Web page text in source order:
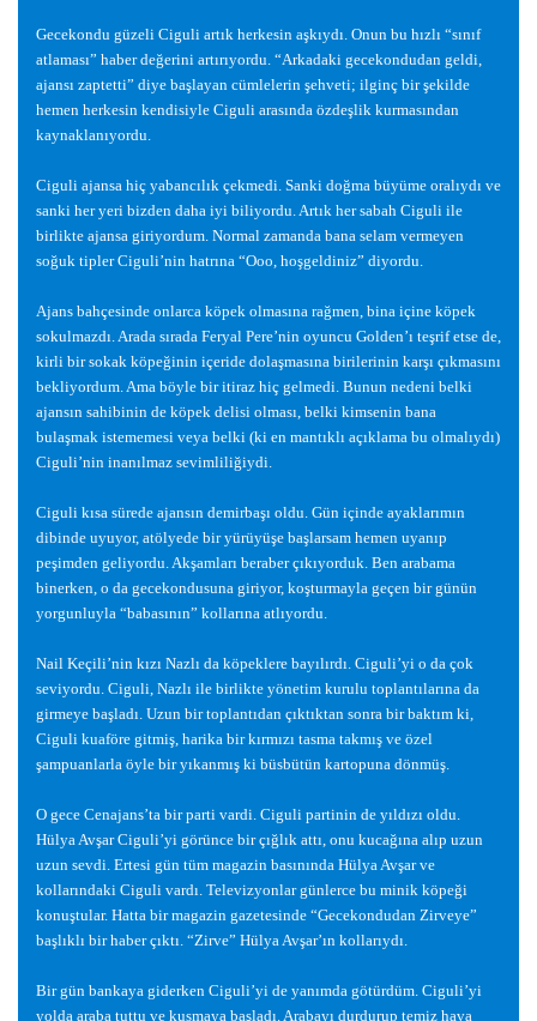
Gecekondu güzeli Ciguli artık herkesin aşkıydı. Onun bu hızlı “sınıf
atlaması” haber değerini artırıyordu. “Arkadaki gecekondudan geldi,
ajansı zaptetti” diye başlayan cümlelerin şehveti; ilginç birşekilde
hemen herkesin kendisiyle Ciguli arasında özdeşlik kurmasından
kaynaklanıyordu.
Ciguli ajansa hiç yabancılık çekmedi. Sanki doğma büyüme oralıydı ve
sanki her yeri bizden daha iyi biliyordu. Artık her sabah Ciguli ile
birlikte ajansa giriyordum. Normal zamanda bana selam vermeyen
soğuk tipler Ciguli’nin hatrına “Ooo, hoşgeldiniz” diyordu.
Ajans bahçesinde onlarca köpek olmasına rağmen, bina içine köpek
sokulmazdı. Arada sırada Feryal Pere’nin oyuncu Golden’ı teşrif etse de,
kirli bir sokak köpeğinin içeride dolaşmasına birilerinin karşı çıkmasını
bekliyordum. Ama böyle bir itiraz hiç gelmedi. Bunun nedeni belki
ajansın sahibinin de köpek delisi olması, belki kimsenin bana
bulaşmak istememesi veya belki (ki en mantıklı açıklama bu olmalıydı)
Ciguli’nin inanılmaz sevimliliğiydi.
Ciguli kısa sürede ajansın demirbaşı oldu. Gün içinde ayaklarımın
dibinde uyuyor, atölyede bir yürüyüşe başlarsam hemen uyanıp
peşimden geliyordu. Akşamları beraber çıkıyorduk. Ben arabama
binerken, o da gecekondusuna giriyor, koşturmayla geçen bir günün
yorgunluyla “babasının” kollarına atlıyordu.
Nail Keçili’nin kızı Nazlı da köpeklere bayılırdı. Ciguli’yi o da çok
seviyordu. Ciguli, Nazlı ile birlikte yönetim kurulu toplantılarına da
girmeye başladı. Uzun bir toplantıdan çıktıktan sonra bir baktım ki,
Ciguli kuaföre gitmiş, harika bir kırmızı tasma takmış ve özel
şampuanlarla öyle bir yıkanmış ki büsbütün kartopuna dönmüş.
O gece Cenajans’ta bir parti vardi. Ciguli partinin de yıldızı oldu.
Hülya Avşar Ciguli’yi görünce bir çığlık attı, onu kucağına alıp uzun
uzun sevdi. Ertesi gün tüm magazin basınında Hülya Avşar ve
kollarındaki Ciguli vardı. Televizyonlar günlerce bu minik köpeği
konuştular. Hatta bir magazin gazetesinde “Gecekondudan Zirveye”
başlıklı bir haber çıktı. “Zirve” Hülya Avşar’ın kollarıydı.
Bir gün bankaya giderken Ciguli’yi de yanımda götürdüm. Ciguli’yi
yolda araba tuttu ve kusmaya başladı. Arabayı durdurup temiz hava